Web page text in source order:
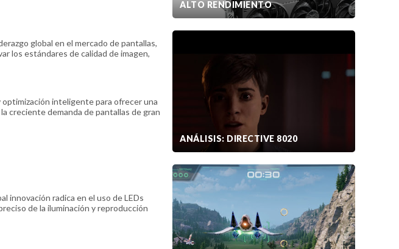
global en el mercado de pantallas,
los estándares de calidad de imagen,
optimización inteligente para ofrecer una
creciente demanda de pantallas de gran
innovación radica en el uso de LEDs
de la iluminación y reproducción
ALTO RENDIMIENTO
ANÁLISIS: DIRECTIVE 8020